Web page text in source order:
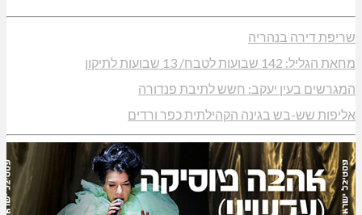
שריפת דירה בנהריה
מחאת הגליל: 142 שבועות לטבח/ 13 שבועות לתיקון
המגרשים בעין יעקב: חשש לתיבת פנדורה
אליפות שש-בש בגינה הקהילתית כפר ורדים